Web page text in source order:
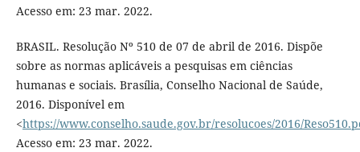
Acesso em: 23 mar. 2022.
BRASIL. Resolução Nº 510 de 07 de abril de 2016. Dispõe
sobre as normas aplicáveis a pesquisas em ciências
humanas e sociais. Brasília, Conselho Nacional de Saúde,
2016. Disponível em
<https://www.conselho.saude.gov.br/resolucoes/2016/
Acesso em: 23 mar. 2022.